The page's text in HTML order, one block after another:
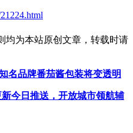
均为本站原创文章，转载时请
名品牌番茄酱包装将变透明
今日推送，开放城市领航辅